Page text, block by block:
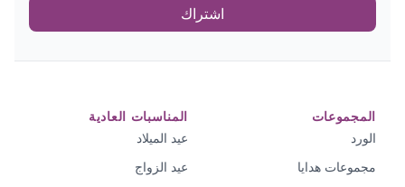
اشتراك
المجموعات
الورد
مجموعات هدايا
المناسبات العادية
عيد الميلاد
عيد الزواج